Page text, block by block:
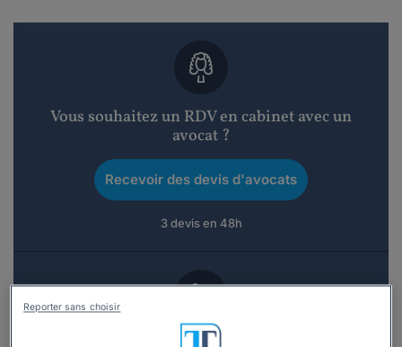
Vous souhaitez un RDV en cabinet avec un
avocat ?
Recevoir des devis d'avocats
3 devis en 48h
Reporter sans choisir